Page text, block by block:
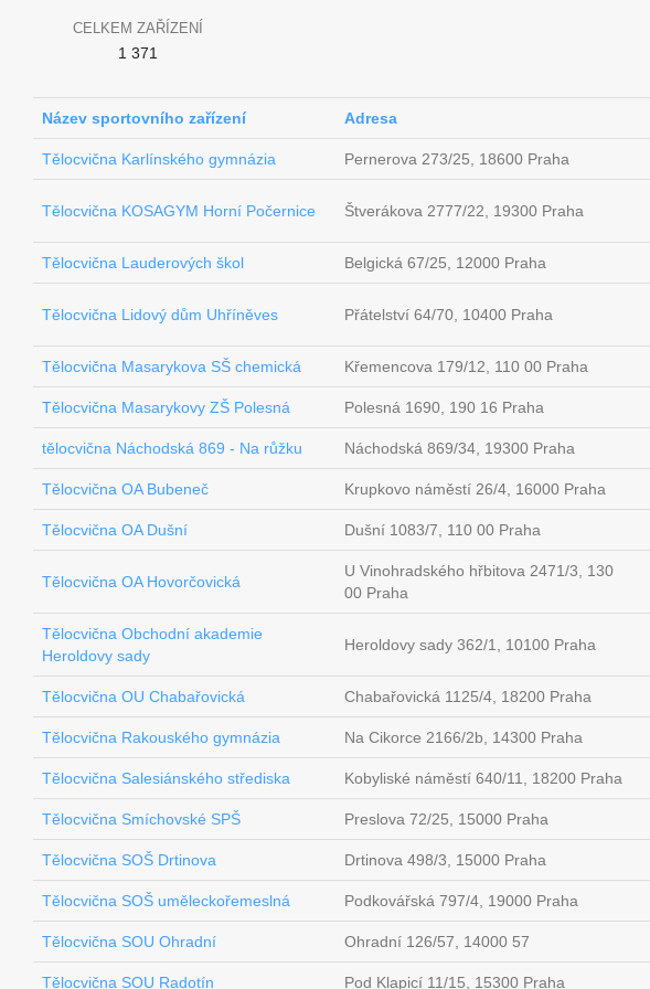
CELKEM ZAŘÍZENÍ
1 371
Název sportovního zařízení Adresa
Tělocvična Karlínského gymnázia Pernerova 273/25, 18600 Praha
Tělocvična KOSAGYM Horní Počernice Štverákova 2777/22, 19300 Praha
Tělocvična Lauderových škol Belgická 67/25, 12000 Praha
Tělocvična Lidový dům Uhříněves Přátelství 64/70, 10400 Praha
Tělocvična Masarykova SŠ chemická Křemencova 179/12, 110 00 Praha
Tělocvična Masarykovy ZŠ Polesná Polesná 1690, 190 16 Praha
tělocvična Náchodská 869 - Na růžku Náchodská 869/34, 19300 Praha
Tělocvična OA Bubeneč Krupkovo náměstí 26/4, 16000 Praha
Tělocvična OA Dušní Dušní 1083/7, 110 00 Praha
Tělocvična OA Hovorčovická
U Vinohradského hřbitova 2471/3, 130
00 Praha
Tělocvična Obchodní akademie
Heroldovy sady
Heroldovy sady 362/1, 10100 Praha
Tělocvična OU Chabařovická Chabařovická 1125/4, 18200 Praha
Tělocvična Rakouského gymnázia Na Cikorce 2166/2b, 14300 Praha
Tělocvična Salesiánského střediska Kobyliské náměstí 640/11, 18200 Praha
Tělocvična Smíchovské SPŠ Preslova 72/25, 15000 Praha
Tělocvična SOŠ Drtinova Drtinova 498/3, 15000 Praha
Tělocvična SOŠ uměleckořemeslná Podkovářská 797/4, 19000 Praha
Tělocvična SOU Ohradní Ohradní 126/57, 14000 57
Tělocvična SOU Radotín Pod Klapicí 11/15, 15300 Praha